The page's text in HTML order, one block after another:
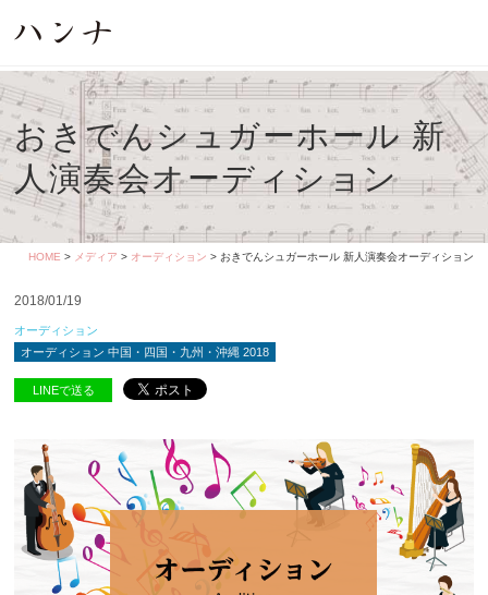
おきでんシュガーホール 新
人演奏会オーディション
HOME > メディア > オーディション > おきでんシュガーホール 新人演奏会オーディション
2018/01/19
オーディション
オーディション 中国・四国・九州・沖縄 2018
LINEで送る